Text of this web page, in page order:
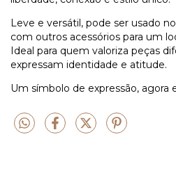
Leve e versátil, pode ser usado
com outros acessórios para um
Ideal para quem valoriza peças
expressam identidade e atitude.
Um símbolo de expressão, agora